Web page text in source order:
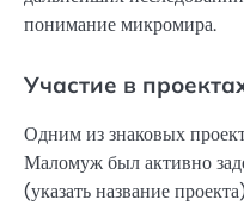
понимание микромира.
Участие в
Одним из знаковых
Маломуж был активно
(указать название